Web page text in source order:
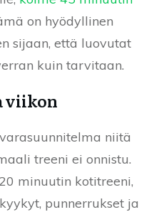
on hyödyllinen
sijaan, että luovutat
kuin tarvitaan.
viikon
niitä
treeni ei onnistu.
minuutin kotitreeni,
punnerrukset ja